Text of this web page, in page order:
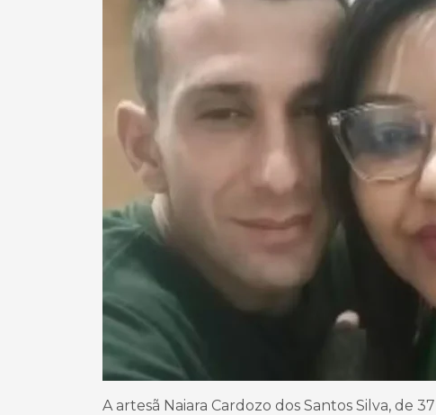
A artesã Naiara Cardozo dos Santos Silva, de